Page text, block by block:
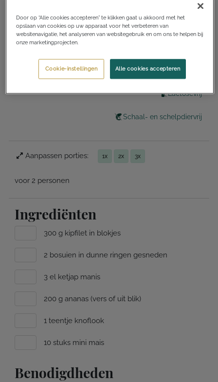
Diëten
Glutenvrij
Lactosevrij
Schaal- en schelpdiervrij
Aanpassen porties: 1x 2x 3x
voor 2 personen
Ingrediënten
300 g kipfilet in blokjes
2 bosuien in dunne ringen gesneden
3 el ketjap manis
200 g ananas (vers of uit blik)
1 teentje knoflook
10 stuks mini mais
Benodigdheden
Door op “Alle cookies accepteren” te klikken gaat u akkoord met het
opslaan van cookies op uw apparaat voor het verbeteren van
websitenavigatie, het analyseren van websitegebruik en om ons te helpen bij
onze marketingprojecten.
Alle cookies accepteren
Cookie-instellingen